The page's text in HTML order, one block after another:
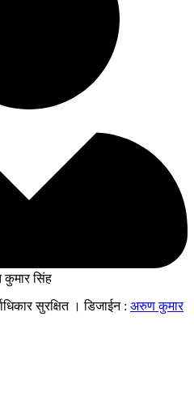
कुमार सिंह
सुरक्षित । डिजाईन : अरुण कुमार